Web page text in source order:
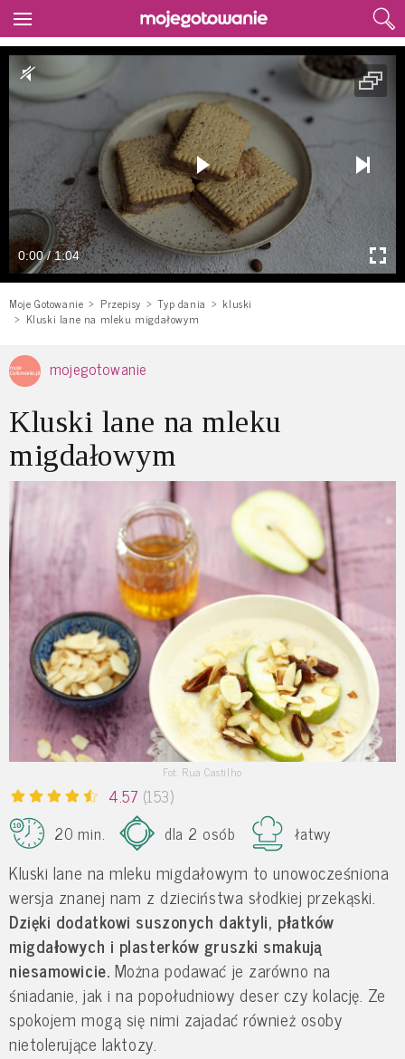
0:00 / 1:04
Moje Gotowanie Przepisy Typ dania
kluski
Kluski lane na mleku migdałowym
mojegotowanie
Kluski lane na mleku
migdałowym
Fot. Rua Castilho
4.57 (153)
20 min.
dla 2 osób łatwy
Kluski lane na mleku migdałowym to unowocześniona
wersja znanej nam z dzieciństwa słodkiej przekąski.
Dzięki dodatkowi suszonych daktyli, płatków
migdałowych i plasterków gruszki smakują
niesamowicie. Można podawać je zarówno na
śniadanie, jak i na popołudniowy deser czy kolację. Ze
spokojem mogą się nimi zajadać również osoby
nietolerujące laktozy.